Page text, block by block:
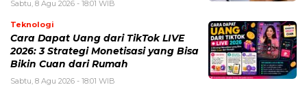
Sabtu, 8 Agu 2026 - 18:01 WIB
Teknologi
Cara Dapat Uang dari TikTok LIVE
2026: 3 Strategi Monetisasi yang Bisa
Bikin Cuan dari Rumah
Sabtu, 8 Agu 2026 - 18:01 WIB